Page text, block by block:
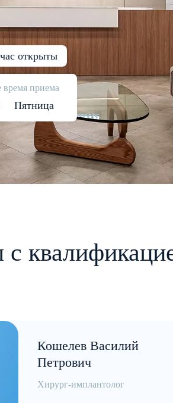
открыты
приема
Пятница
Кошелев Василий
Петрович
Хирург-имплантолог